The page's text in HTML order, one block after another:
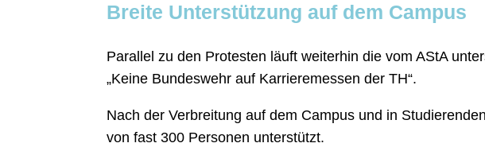
Breite Unterstützung auf dem Campus
Parallel zu den Protesten läuft weiterhin die vom AStA
„Keine Bundeswehr auf Karrieremessen der TH“.
Nach der Verbreitung auf dem Campus und in
von fast 300 Personen unterstützt.